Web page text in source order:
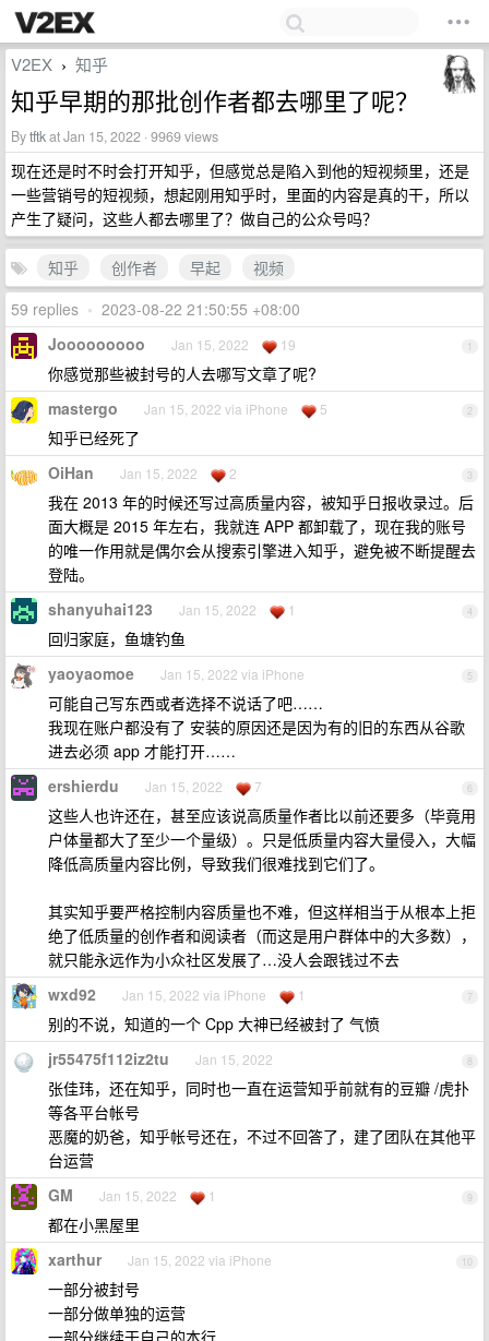
V2EX › 知乎
知乎早期的那批创作者都去哪里了呢？
Bytftkat Jan 15, 2022 · 9969 views
现在还是时不时会打开知乎，但感觉总是陷入到他的短视频里，还是
一些营销号的短视频，想起刚用知乎时，里面的内容是真的干，所以
产生了疑问，这些人都去哪里了？做自己的公众号吗？
知乎 创作者 早起
视频
59 replies • 2023-08-22 21:50:55 +08:00
1
Jooooooooo Jan 15, 2022 19
你感觉那些被封号的人去哪写文章了呢?
2
mastergo Jan 15, 2022 via iPhone 5
知乎已经死了
3
OiHan Jan 15, 2022 2
我在 2013 年的时候还写过高质量内容，被知乎日报收录过。后
面大概是 2015 年左右，我就连 APP 都卸载了，现在我的账号
的唯一作用就是偶尔会从搜索引擎进入知乎，避免被不断提醒去
登陆。
4
shanyuhai123 Jan 15, 2022 1
回归家庭，鱼塘钓鱼
5
yaoyaomoe Jan 15, 2022 via iPhone
可能自己写东西或者选择不说话了吧……
我现在账户都没有了 安装的原因还是因为有的旧的东西从谷歌
进去必须 app 才能打开……
6
ershierdu Jan 15, 2022 7
这些人也许还在，甚至应该说高质量作者比以前还要多（毕竟用
户体量都大了至少一个量级）。只是低质量内容大量侵入，大幅
降低高质量内容比例，导致我们很难找到它们了。
其实知乎要严格控制内容质量也不难，但这样相当于从根本上拒
绝了低质量的创作者和阅读者（而这是用户群体中的大多数），
就只能永远作为小众社区发展了…没人会跟钱过不去
7
wxd92 Jan 15, 2022 via iPhone 1
别的不说，知道的一个 Cpp 大神已经被封了 气愤
8
jr55475f112iz2tu Jan 15, 2022
张佳玮，还在知乎，同时也一直在运营知乎前就有的豆瓣 /虎扑
等各平台帐号
恶魔的奶爸，知乎帐号还在，不过不回答了，建了团队在其他平
台运营
9
GM Jan 15, 2022 1
都在小黑屋里
10
xarthur Jan 15, 2022 via iPhone
一部分被封号
一部分做单独的运营
一部分继续干自己的本行